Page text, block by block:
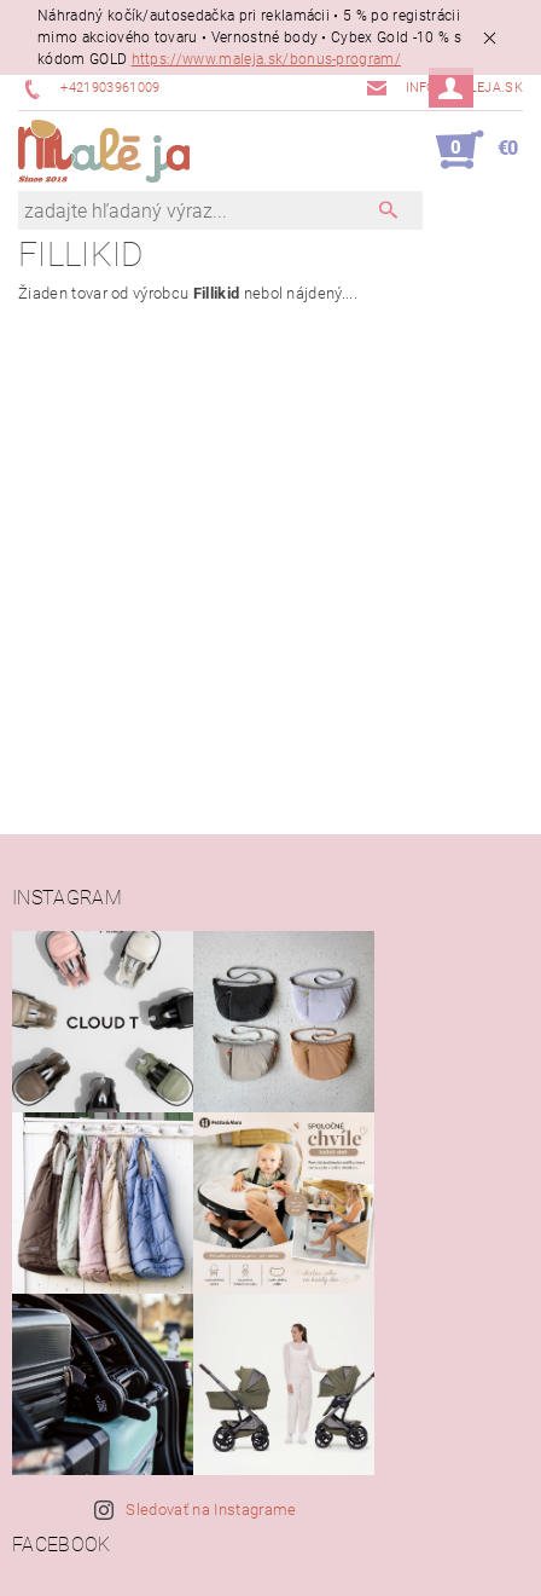
Náhradný kočík/autosedačka pri reklamácii • 5 % po registrácii
mimo akciového tovaru • Vernostné body • Cybex Gold -10 % s
kódom GOLD https://www.maleja.sk/bonus-program/
+421903961009 INFO@MALEJA.SK
0 €0
FILLIKID
Žiaden tovar od výrobcu Fillikid nebol nájdený....
INSTAGRAM
Sledovať na Instagrame
FACEBOOK